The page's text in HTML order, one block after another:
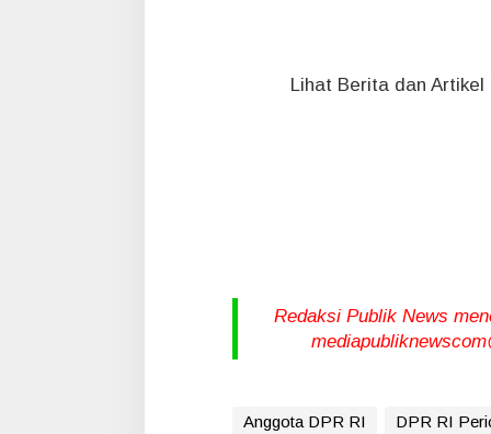
Lihat Berita dan Artikel
Redaksi Publik News
Anggota DPR RI DPR RI